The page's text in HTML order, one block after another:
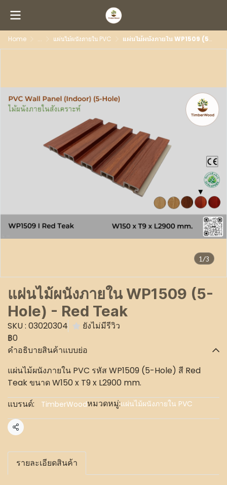
Home ... แผ่นไม้ผนังภายใน PVC แผ่นไม้ผนังภายใน WP1509 (5-Hole) - Red Teak
1/3
แผ่นไม้ผนังภายใน WP1509 (5-
Hole) - Red Teak
SKU : 03020304
ยังไม่มีรีวิว
฿0
คำอธิบายสินค้าแบบย่อ
แผ่นไม้ผนังภายใน PVC รหัส WP1509 (5-Hole) สี Red
Teak ขนาด W150 x T9 x L2900 mm.
แบรนด์:
TimberWoodหมวดหมู่:แผ่นไม้ผนังภายใน PVC
แชร์
รายละเอียดสินค้า